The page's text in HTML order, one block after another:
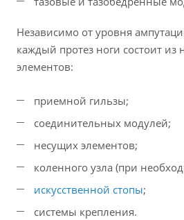
Независимо от уровня
каждый протез ноги состоит из
элементов:
приемной гильзы;
соединительных модулей;
несущих элементов;
коленного узла (при
искусственной стопы;
системы крепления.